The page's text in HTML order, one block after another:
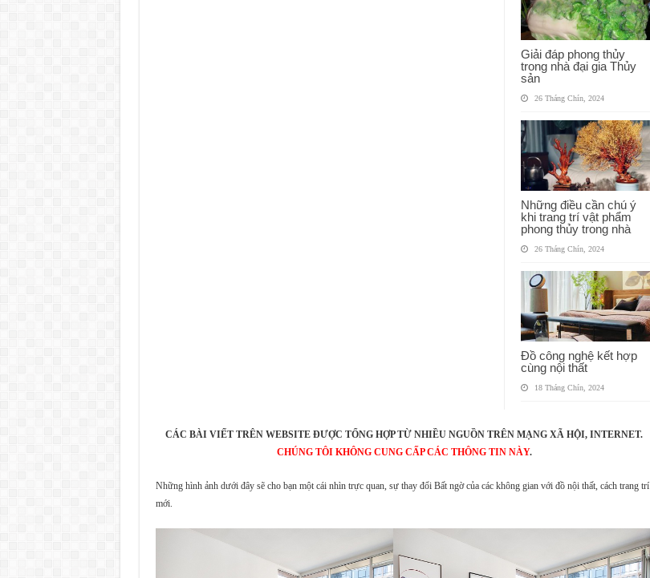
Giải đáp phong thủy
trong nhà đại gia Thủy
sản
26 Tháng Chín, 2024
Những điều cần chú ý
khi trang trí vật phẩm
phong thủy trong nhà
26 Tháng Chín, 2024
Đồ công nghệ kết hợp
cùng nội thất
18 Tháng Chín, 2024
CÁC BÀI VIẾT TRÊN WEBSITE ĐƯỢC TỔNG HỢP TỪ NHIỀU NGUỒN TRÊN MẠNG XÃ HỘI, INTERNET.
CHÚNG TÔI KHÔNG CUNG CẤP CÁC THÔNG TIN NÀY.
Những hình ảnh dưới đây sẽ cho bạn một cái nhìn trực quan, sự thay đổi Bất ngờ của các không gian với đồ nội thất, cách trang trí
mới.